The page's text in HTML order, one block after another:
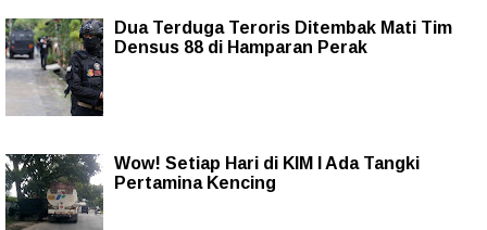
Dua Terduga Teroris Ditembak Mati Tim
Densus 88 di Hamparan Perak
Wow! Setiap Hari di KIM I Ada Tangki
Pertamina Kencing